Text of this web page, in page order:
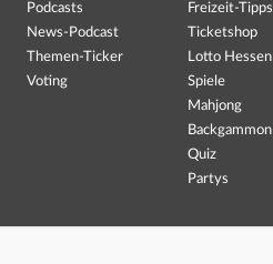
Podcasts
News-Podcast
Themen-Ticker
Voting
Freizeit-Tipps
Ticketshop
Lotto Hessen
Spiele
Mahjong
Backgammon
Quiz
Partys